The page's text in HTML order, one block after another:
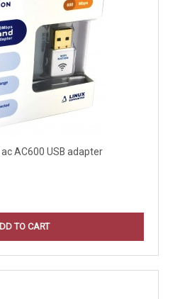
AC600 USB adapter
TO CART